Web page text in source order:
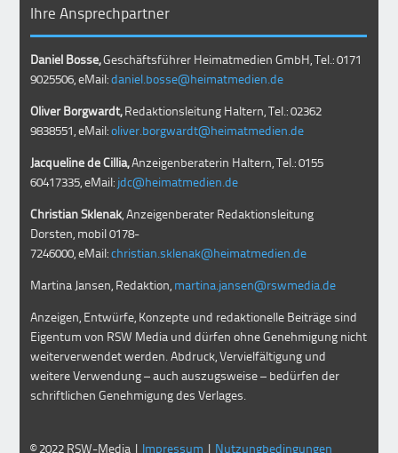
Ihre Ansprechpartner
Daniel Bosse,Geschäftsführer Heimatmedien GmbH, Tel.: 0171
9025506, eMail:daniel.bosse@heimatmedien.de
Oliver Borgwardt,Redaktionsleitung Haltern, Tel.: 02362
9838551, eMail:oliver.borgwardt@heimatmedien.de
Jacqueline de Cillia,Anzeigenberaterin Haltern, Tel.: 0155
60417335, eMail: jdc@heimatmedien.de
Christian Sklenak , Anzeigenberater Redaktionsleitung
Dorsten, mobil0178-
7246000 , eMail:christian.sklenak@heimatmedien.de
Martina Jansen, Redaktion, martina.jansen@rswmedia.de
Anzeigen, Entwürfe, Konzepte und redaktionelle Beiträge sind
Eigentum von RSW Media und dürfen ohne Genehmigung nicht
weiterverwendet werden. Abdruck, Vervielfältigung und
weitere Verwendung – auch auszugsweise – bedürfen der
schriftlichen Genehmigung des Verlages.
© 2022 RSW-Media | Impressum | Nutzungbedingungen